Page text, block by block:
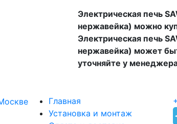
Электрическая печь
нержавейка) можно
Электрическая печь
нержавейка) может
уточняйте у
Главная
Установка и монтаж